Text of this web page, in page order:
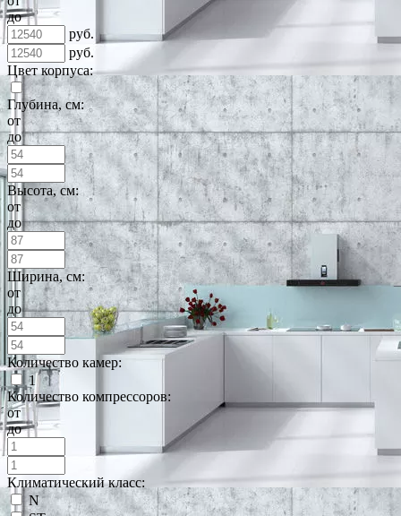
до
руб.
руб.
Цвет корпуса:
Глубина, см:
от
до
Высота, см:
от
до
Ширина, см:
от
до
Количество камер:
1
Количество компрессоров:
от
до
Климатический класс:
N